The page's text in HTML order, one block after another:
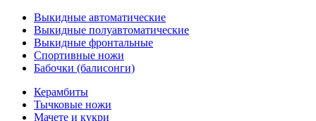
Выкидные автоматические
Выкидные полуавтоматические
Выкидные фронтальные
Спортивные ножи
Бабочки (балисонги)
Керамбиты
Тычковые ножи
Мачете и кукри